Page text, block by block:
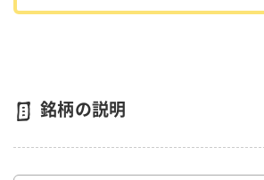
銘柄の説明